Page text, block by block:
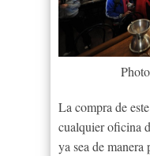
La compra de
cualquier oficina
ya sea de